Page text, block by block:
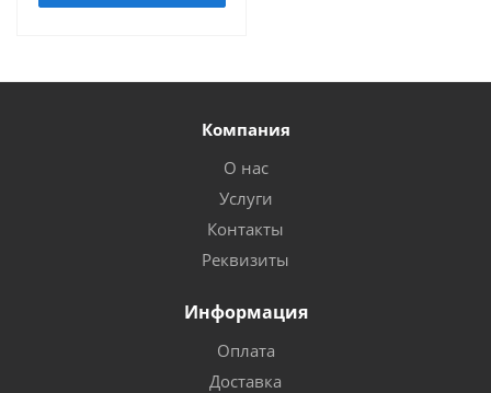
Компания
О нас
Услуги
Контакты
Реквизиты
Информация
Оплата
Доставка